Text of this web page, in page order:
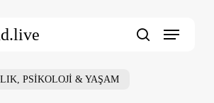
Menu
PSİKOLOJİ & YAŞAM